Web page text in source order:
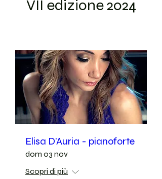
VII edizione 2024
Elisa D’Auria - pianoforte
dom 03 nov
Scopri di più